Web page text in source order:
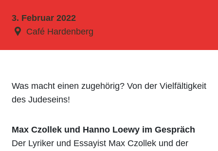
3. Februar 2022
Café Hardenberg
Was macht einen zugehörig? Von der Vielfältigkeit
des Judeseins!
Max Czollek und Hanno Loewy im Gespräch
Der Lyriker und Essayist Max Czollek und der